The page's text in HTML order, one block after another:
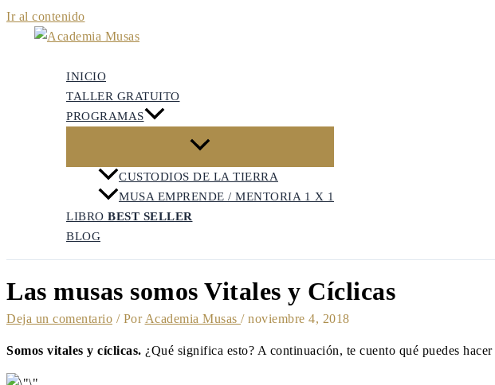
Ir al contenido
INICIO
TALLER GRATUITO
PROGRAMAS
CUSTODIOS DE LA TIERRA
MUSA EMPRENDE / MENTORIA 1 X 1
LIBRO BEST SELLER
BLOG
Las musas somos Vitales y Cíclicas
Deja un comentario / Por Academia Musas / noviembre 4, 2018
Somos vitales y cíclicas. ¿Qué significa esto? A continuación, te cuento qué puedes hacer